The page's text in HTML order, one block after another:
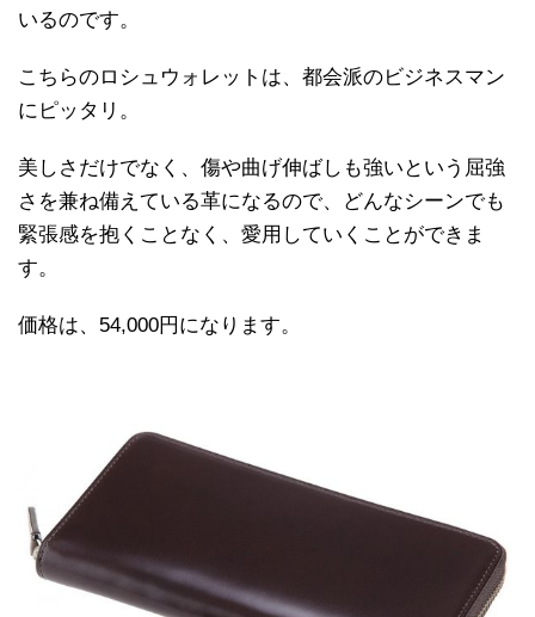
いるのです。
こちらのロシュウォレットは、都会派のビジネスマン
にピッタリ。
美しさだけでなく、傷や曲げ伸ばしも強いという屈強
さを兼ね備えている革になるので、どんなシーンでも
緊張感を抱くことなく、愛用していくことができま
す。
価格は、54,000円になります。